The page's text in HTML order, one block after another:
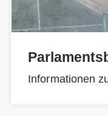
Informationen